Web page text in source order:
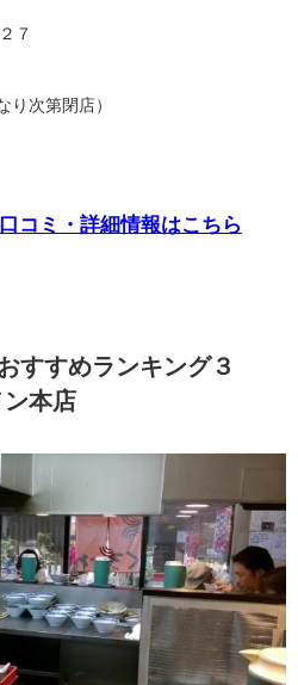
７
り次第閉店）
コミ・詳細情報はこちら
すすめランキング３
本店